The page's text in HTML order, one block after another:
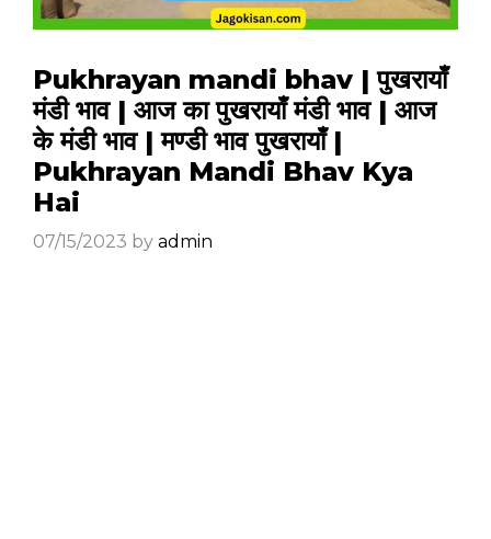
Pukhrayan mandi bhav | पुखरायाँ
मंडी भाव | आज का पुखरायाँ मंडी भाव | आज
के मंडी भाव | मण्डी भाव पुखरायाँ |
Pukhrayan Mandi Bhav Kya
Hai
07/15/2023 by admin